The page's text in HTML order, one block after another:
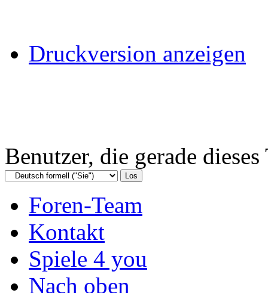
Druckversion anzeigen
Benutzer, die gerade
Foren-Team
Kontakt
Spiele 4 you
Nach oben